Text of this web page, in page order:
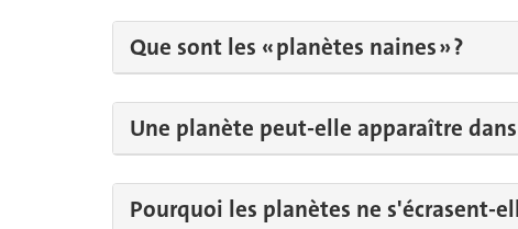
Que sont les « planètes naines » ?
Une planète peut-elle apparaître
Pourquoi les planètes ne s'écrasent-